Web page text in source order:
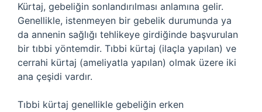
Kürtaj, gebeliğin sonlandırılması anlamına gelir.
Genellikle, istenmeyen bir gebelik durumunda ya
da annenin sağlığı tehlikeye girdiğinde başvurulan
bir tıbbi yöntemdir. Tıbbi kürtaj (ilaçla yapılan) ve
cerrahi kürtaj (ameliyatla yapılan) olmak üzere iki
ana çeşidi vardır.
Tıbbi kürtaj genellikle gebeliğin erken